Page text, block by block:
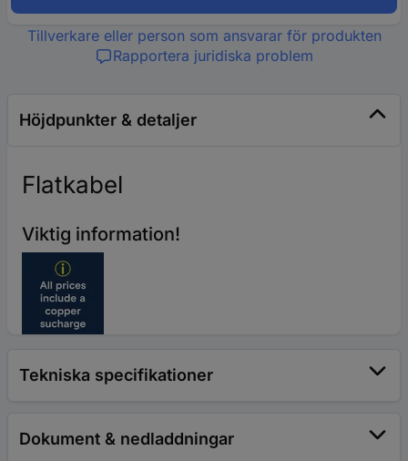
Tillverkare eller person som ansvarar för produkten
Rapportera juridiska problem
Höjdpunkter & detaljer
Flatkabel
Viktig information!
Tekniska specifikationer
Dokument & nedladdningar